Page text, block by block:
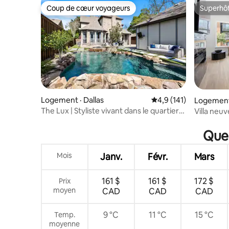
Coup de cœur voyageurs
Coup de cœur voyageurs
Logement · Dallas Note moyenne de 4,9
4,9 (141)
The Lux | Styliste vivant dans le quartier
Villa
Mois Janv. Févr. Mars
Prix
moyen
161 $
CAD
161 $
CAD
172 $
CAD
Temp.
moyenne
9 °C 11 °C 15 °C